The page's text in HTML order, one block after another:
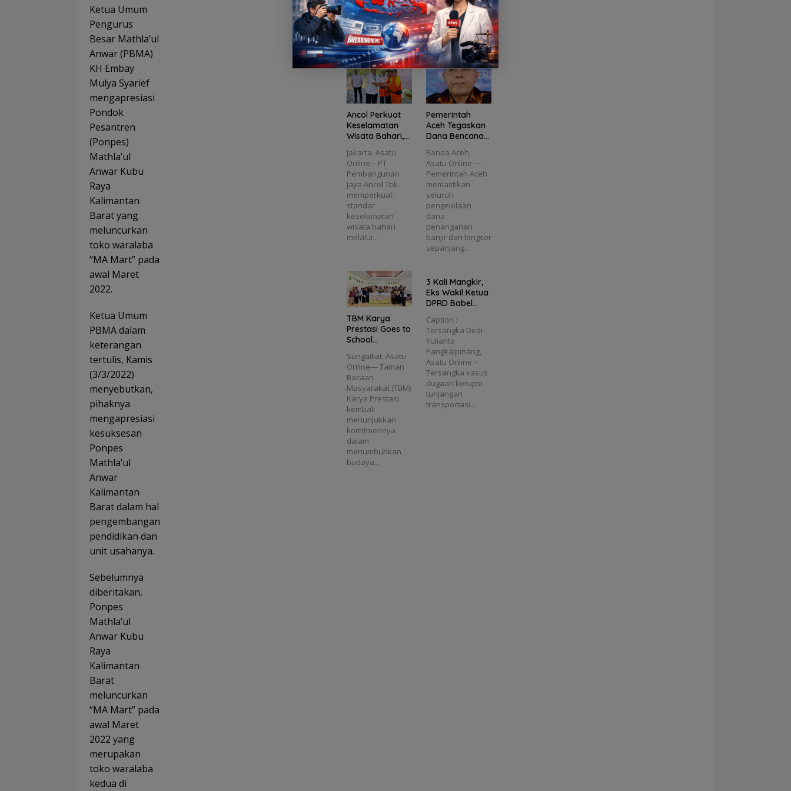
Ketua Umum
Pengurus
Besar Mathla’ul
Anwar (PBMA)
KH Embay
Mulya Syarief
mengapresiasi
Pondok
Pesantren
(Ponpes)
Mathla’ul
Anwar Kubu
Raya
Kalimantan
Barat yang
meluncurkan
toko waralaba
“MA Mart” pada
awal Maret
2022.
Ketua Umum
PBMA dalam
keterangan
tertulis, Kamis
(3/3/2022)
menyebutkan,
pihaknya
mengapresiasi
kesuksesan
Ponpes
Mathla’ul
Anwar
Kalimantan
Barat dalam hal
pengembangan
pendidikan dan
unit usahanya.
Sebelumnya
diberitakan,
Ponpes
Mathla’ul
Anwar Kubu
Raya
Kalimantan
Barat
meluncurkan
“MA Mart” pada
awal Maret
2022 yang
merupakan
toko waralaba
kedua di
Jangk
69.653
Peneri
Manfa
h
Kapal
Wisat
Wajib
Kanto
ngi E-
Goes
School
mkan
Sema
Wakil
Ketua
DPRD
Babel
Dedi
Yuliant
o
(NDHU) Hualien
Taiwan berfoto
bersama Kepala
Desa…
kontribusinya
bagi masyarakat
melalui berbagai
program…
Ancol Perkuat
Keselamatan
Wisata Bahari,
Wisata Wajib
Kantongi E-Pas
Kecil
Jakarta, Asatu
Online – PT
Pembangunan
Jaya Ancol Tbk
memperkuat
standar
keselamatan
wisata bahari
melalui…
Pemerintah
Aceh Tegaskan
Dana Bencana
Transparan dan
Sesuai Regulasi
Banda Aceh,
Asatu Online —
Pemerintah Aceh
memastikan
seluruh
pengelolaan
dana
penanganan
banjir dan longsor
sepanjang…
TBM Karya
Prestasi Goes to
School
Semangat
Literasi di MTs
Plus Bahrul Ulum
Sungailiat
Sungailiat, Asatu
Online— Taman
Bacaan
Masyarakat (TBM)
Karya Prestasi
kembali
menunjukkan
komitmennya
dalam
menumbuhkan
budaya…
3 Kali Mangkir,
Eks Wakil Ketua
DPRD Babel
Diusulkan Masuk
DPO
Caption :
Tersangka Dedi
Yulianto
Pangkalpinang,
Asatu Online –
Tersangka kasus
dugaan korupsi
tunjangan
transportasi…